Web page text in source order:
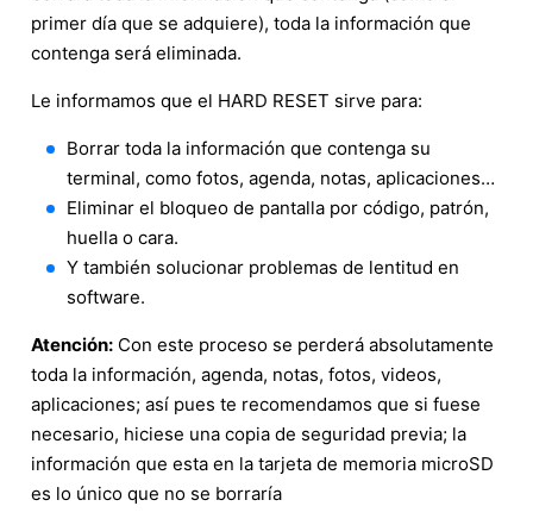
primer día que se adquiere), toda la información que
contenga será eliminada.
Le informamos que el HARD RESET sirve para:
Borrar toda la información que contenga su
terminal, como fotos, agenda, notas, aplicaciones…
Eliminar el bloqueo de pantalla por código, patrón,
huella o cara.
Y también solucionar problemas de lentitud en
software.
Atención: Con este proceso se perderá absolutamente
toda la información, agenda, notas, fotos, videos,
aplicaciones; así pues te recomendamos que si fuese
necesario, hiciese una copia de seguridad previa; la
información que esta en la tarjeta de memoria microSD
es lo único que no se borraría